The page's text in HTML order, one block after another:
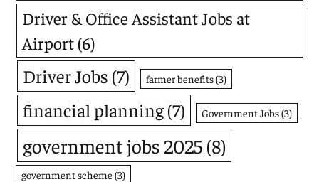
Driver & Office Assistant Jobs at
Airport (6)
Driver Jobs (7) farmer benefits(3)
financial planning(7) Government Jobs(3)
government jobs 2025(8)
government scheme(3)